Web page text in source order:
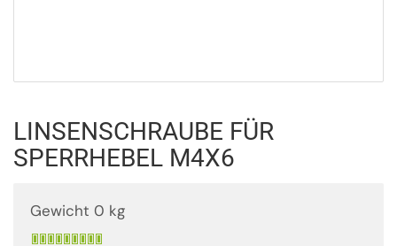
LINSENSCHRAUBE FÜR
SPERRHEBEL M4X6
Gewicht 0 kg